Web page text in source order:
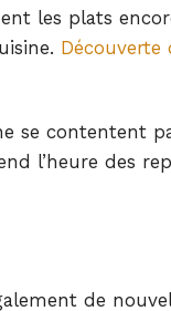
les plats
Découverte
se contentent
l’heure des
de